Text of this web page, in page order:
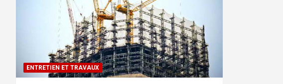
ENTRETIEN ET TRAVAUX